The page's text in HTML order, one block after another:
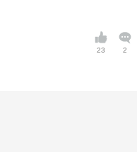
23 2